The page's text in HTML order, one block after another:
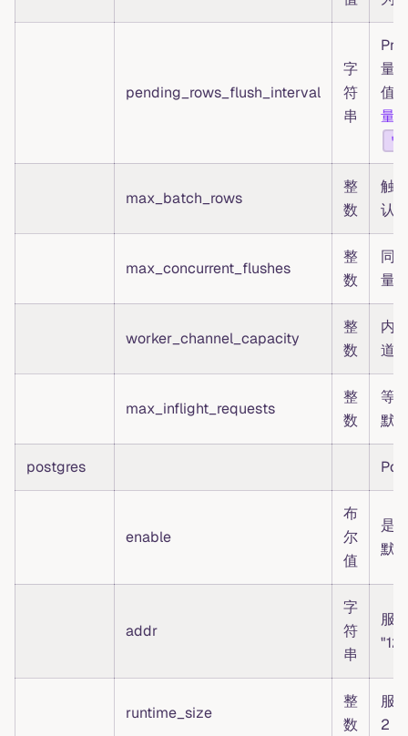
pending_rows_flush_interval
字
符
串
量
值
量
max_batch_rows
整
数
触
认
max_concurrent_flushes
整
数
同
量
worker_channel_capacity
整
数
内
道
max_inflight_requests
整
数
等
默
postgres
enable
布
尔
值
是
默
addr
字
符
串
服
runtime_size
整
数
服
2